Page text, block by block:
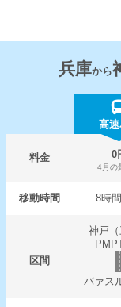
兵庫から
高
料金 0
4月の
移動時間 8時
区間
神戸（
バァス